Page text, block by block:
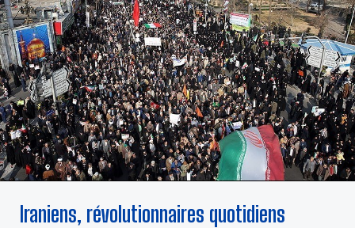
Iraniens, révolutionnaires quotidiens